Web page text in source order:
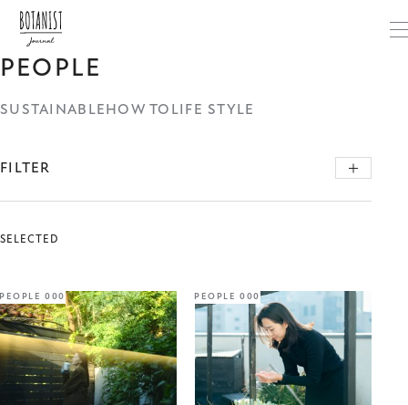
PEOPLE
SUSTAINABLEHOW TO LIFE STYLE
FILTER
SELECTED
PEOPLE 000 PEOPLE 000